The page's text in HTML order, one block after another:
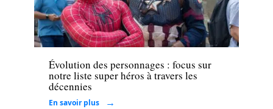
Loisirs
Évolution des personnages : focus sur
notre liste super héros à travers les
décennies
En savoir plus